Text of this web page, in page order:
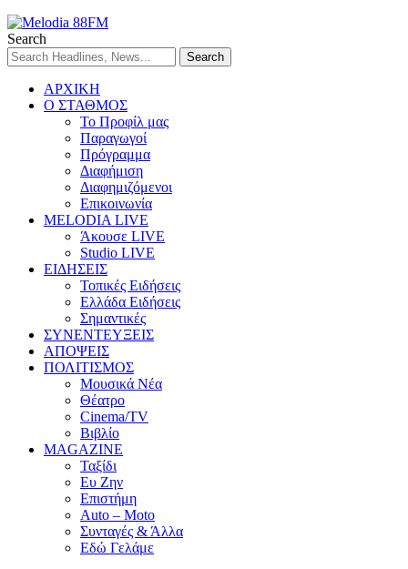
Search
ΑΡΧΙΚΗ
Ο ΣΤΑΘΜΟΣ
Το Προφίλ μας
Παραγωγοί
Πρόγραμμα
Διαφήμιση
Διαφημιζόμενοι
Επικοινωνία
MELODIA LIVE
Άκουσε LIVE
Studio LIVE
ΕΙΔΗΣΕΙΣ
Τοπικές Ειδήσεις
Ελλάδα Ειδήσεις
Σημαντικές
ΣΥΝΕΝΤΕΥΞΕΙΣ
ΑΠΟΨΕΙΣ
ΠΟΛΙΤΙΣΜΟΣ
Μουσικά Νέα
Θέατρο
Cinema/TV
Βιβλίο
MAGAZINE
Ταξίδι
Ευ Ζην
Επιστήμη
Auto – Moto
Συνταγές & Άλλα
Εδώ Γελάμε